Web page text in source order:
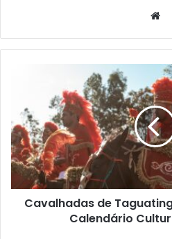
b
s
i
t
e
Cavalhadas de
Calendário